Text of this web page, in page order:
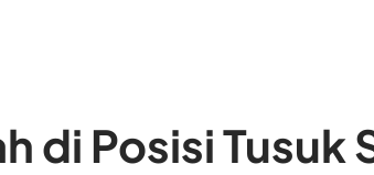
di Posisi Tusuk